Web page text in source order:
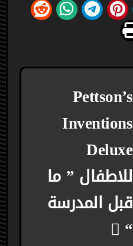
Pettson’s
Inventions
Deluxe
للاطفال ” ما
قبل المدرسة
“